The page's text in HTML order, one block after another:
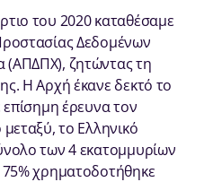
του 2020 καταθέσαμε
Δεδομένων
(ΑΠΔΠΧ), ζητώντας τη
Η Αρχή έκανε δεκτό το
επίσημη έρευνα τον
το Ελληνικό
των 4 εκατομμυρίων
χρηματοδοτήθηκε